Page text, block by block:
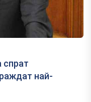
спрат
най-